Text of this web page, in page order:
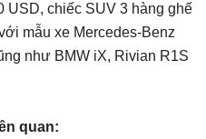
chiếc SUV 3 hàng ghế
mẫu xe Mercedes-Benz
như BMW iX, Rivian R1S
quan: